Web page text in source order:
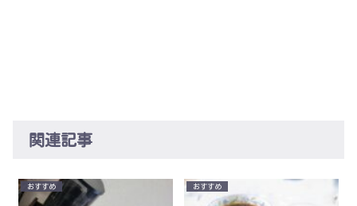
関連記事
おすすめ おすすめ